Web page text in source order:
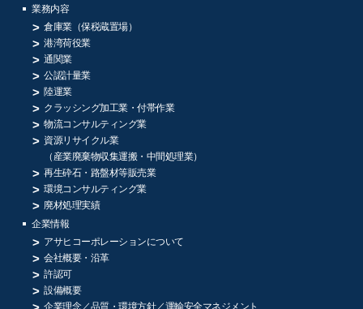
業務内容
倉庫業（保税蔵置場）
港湾荷役業
通関業
公認計量業
陸運業
クラッシング加工業・付帯作業
物流コンサルティング業
資源リサイクル業
（産業廃棄物収集運搬・中間処理業）
再生砕石・路盤材等販売業
環境コンサルティング業
廃材処理実績
企業情報
アサヒコーポレーションについて
会社概要・沿革
許認可
設備概要
企業理念／品質・環境方針／運輸安全マネジメント